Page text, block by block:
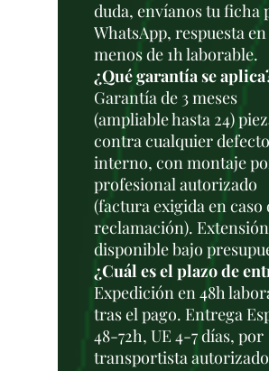
duda, envíanos tu ficha
WhatsApp, respuesta en
menos de 1h laborable.
¿Qué garantía se
Garantía de 3 meses
(ampliable hasta 24)
contra cualquier defecto
interno, con montaje
profesional autorizado
(factura exigida en caso
reclamación). Extensión
disponible bajo
¿Cuál es el plazo de
Expedición en 48h
tras el pago. Entrega
48-72h, UE 4-7 días, por
transportista